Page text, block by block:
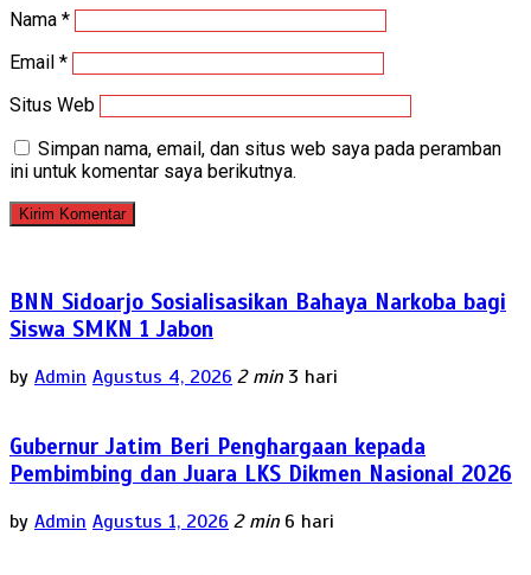
Nama *
Email *
Situs Web
Simpan nama, email, dan situs web saya pada peramban
ini untuk komentar saya berikutnya.
BNN Sidoarjo Sosialisasikan Bahaya Narkoba bagi
Siswa SMKN 1 Jabon
by Admin Agustus 4, 2026 2 min 3 hari
Gubernur Jatim Beri Penghargaan kepada
Pembimbing dan Juara LKS Dikmen Nasional 2026
by Admin Agustus 1, 2026 2 min 6 hari